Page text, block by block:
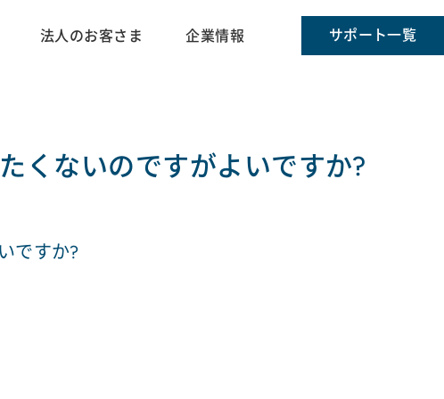
法人のお客さま 企業情報 サポート一覧
くないのですがよいですか?
ですか?